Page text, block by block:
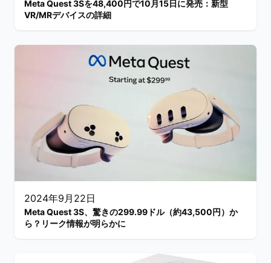
Meta Quest 3Sを48,400円で10月15日に発売：新型
VR/MRデバイスの詳細
2024年9月22日
Meta Quest 3S、驚きの299.99ドル（約43,500円）か
ら？リーク情報が明らかに